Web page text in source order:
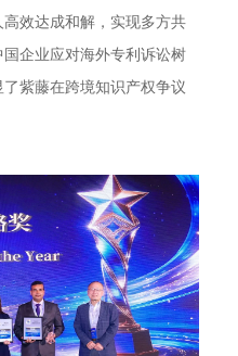
效达成和解，实现多方共
企业应对海外专利诉讼树
紫藤在跨境知识产权争议